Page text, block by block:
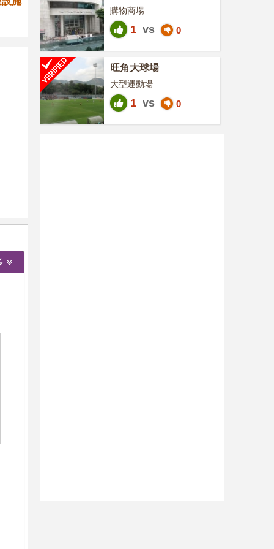
購物商場
1 vs 0
旺角大球場
大型運動場
1 vs 0